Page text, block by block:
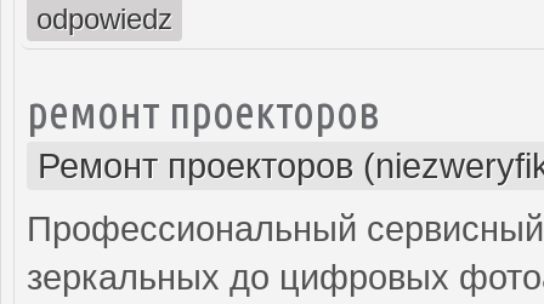
odpowiedz
ремонт проекторов
Ремонт проекторов
Профессиональный
зеркальных до цифровых